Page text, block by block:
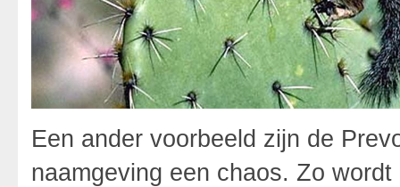
Een ander voorbeeld zijn de
naamgeving een chaos. Zo